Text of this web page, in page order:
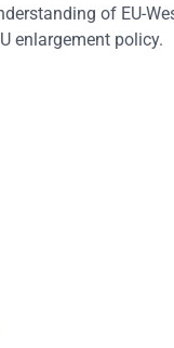
of EU-
enlargement policy.